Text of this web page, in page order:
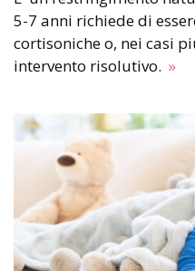
5-7 anni richiede di
cortisoniche o, nei casi
intervento risolutivo. »